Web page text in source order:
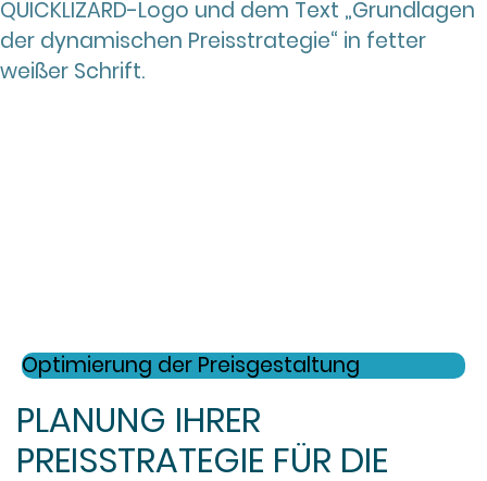
Optimierung der Preisgestaltung
PLANUNG IHRER
PREISSTRATEGIE FÜR DIE